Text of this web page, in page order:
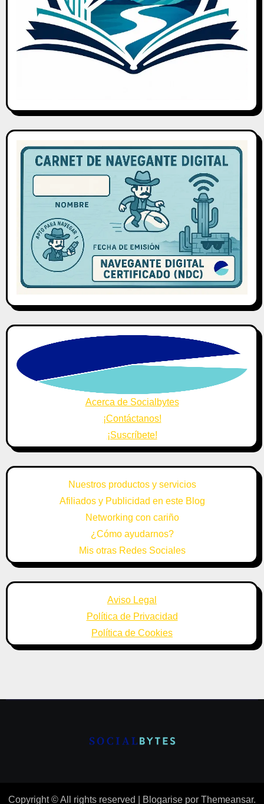
Acerca de Socialbytes
¡Contáctanos!
¡Suscríbete!
Nuestros productos y servicios
Afiliados y Publicidad en este Blog
Networking con cariño
¿Cómo ayudarnos?
Mis otras Redes Sociales
Aviso Legal
Política de Privacidad
Política de Cookies
Copyright © All rights reserved Blogarise por Themeansar.